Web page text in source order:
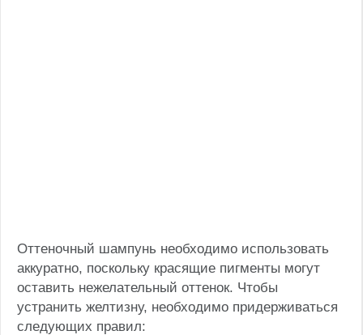
Оттеночный шампунь необходимо использовать
аккуратно, поскольку красящие пигменты могут
оставить нежелательный оттенок. Чтобы
устранить желтизну, необходимо придерживаться
следующих правил: